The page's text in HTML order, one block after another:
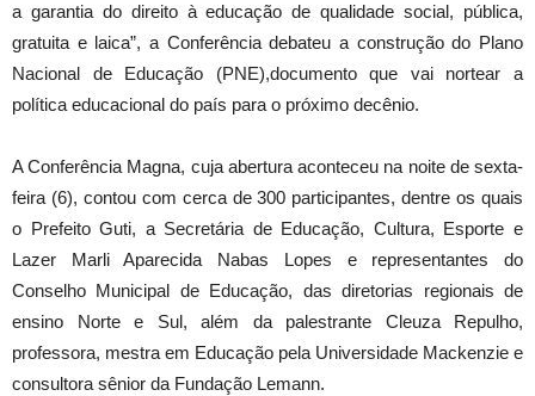
a garantia do direito à educação de qualidade social, pública,
gratuita e laica”, a Conferência debateu a construção do Plano
Nacional de Educação (PNE),documento que vai nortear a
política educacional do país para o próximo decênio.
A Conferência Magna, cuja abertura aconteceu na noite de sexta-
feira (6), contou com cerca de 300 participantes, dentre os quais
o Prefeito Guti, a Secretária de Educação, Cultura, Esporte e
Lazer Marli Aparecida Nabas Lopes e representantes do
Conselho Municipal de Educação, das diretorias regionais de
ensino Norte e Sul, além da palestrante Cleuza Repulho,
professora, mestra em Educação pela Universidade Mackenzie e
consultora sênior da Fundação Lemann.